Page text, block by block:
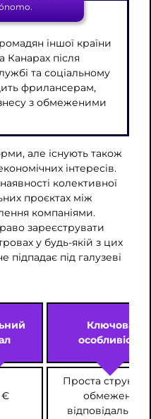
іншої країни
після
та соціальному
фрилансерам,
з обмеженими
але існують також
інтересів.
колективної
проєктах між
компаніями.
зареєструвати
у будь-якій з цих
підпадає під галузеві
Ключова
особливість
€
Проста
обмежена